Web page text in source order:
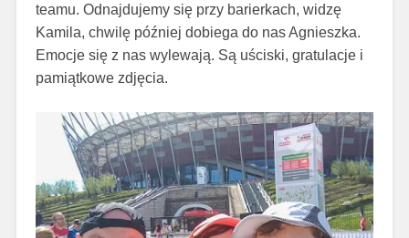
teamu. Odnajdujemy się przy barierkach, widzę
Kamila, chwilę później dobiega do nas Agnieszka.
Emocje się z nas wylewają. Są uściski, gratulacje i
pamiątkowe zdjęcia.